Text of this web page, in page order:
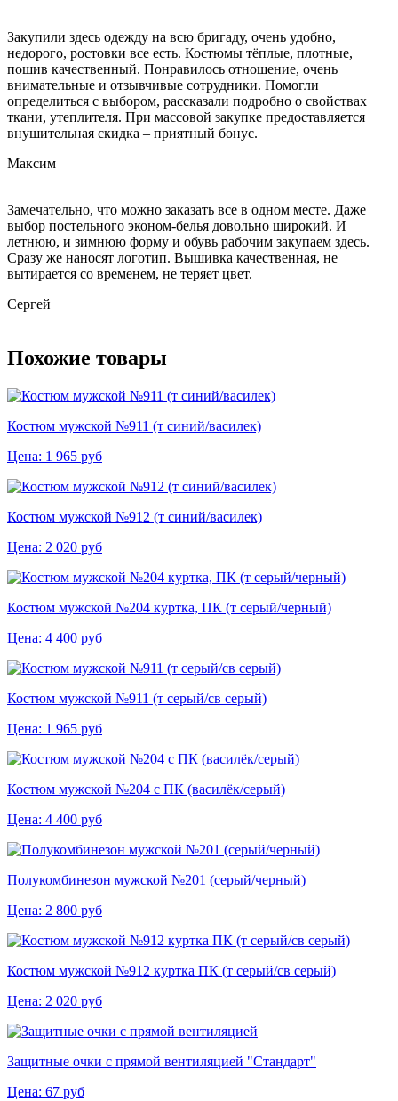
Закупили здесь одежду на всю бригаду, очень удобно,
недорого, ростовки все есть. Костюмы тёплые, плотные,
пошив качественный. Понравилось отношение, очень
внимательные и отзывчивые сотрудники. Помогли
определиться с выбором, рассказали подробно о свойствах
ткани, утеплителя. При массовой закупке предоставляется
внушительная скидка – приятный бонус.
Максим
Замечательно, что можно заказать все в одном месте. Даже
выбор постельного эконом-белья довольно широкий. И
летнюю, и зимнюю форму и обувь рабочим закупаем здесь.
Сразу же наносят логотип. Вышивка качественная, не
вытирается со временем, не теряет цвет.
Сергей
Похожие товары
Костюм мужской №911 (т синий/василек)
Цена: 1 965 руб
Костюм мужской №912 (т синий/василек)
Цена: 2 020 руб
Костюм мужской №204 куртка, ПК (т серый/черный)
Цена: 4 400 руб
Костюм мужской №911 (т серый/св серый)
Цена: 1 965 руб
Костюм мужской №204 с ПК (василёк/серый)
Цена: 4 400 руб
Полукомбинезон мужской №201 (серый/черный)
Цена: 2 800 руб
Костюм мужской №912 куртка ПК (т серый/св серый)
Цена: 2 020 руб
Защитные очки с прямой вентиляцией "Стандарт"
Цена: 67 руб